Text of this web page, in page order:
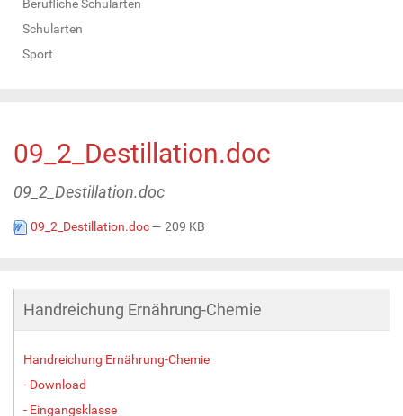
Berufliche Schularten
Schularten
Sport
09_2_Destillation.doc
09_2_Destillation.doc
09_2_Destillation.doc— 209 KB
Handreichung Ernährung-Chemie
Handreichung Ernährung-Chemie
- Download
- Eingangsklasse